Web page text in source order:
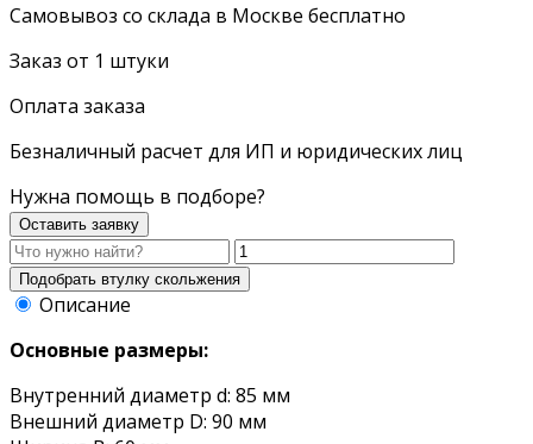
Самовывоз со склада в Москве бесплатно
Заказ от 1 штуки
Оплата заказа
Безналичный расчет для ИП и юридических лиц
Нужна помощь в подборе?
Оставить заявку
Описание
Основные размеры:
Внутренний диаметр d: 85 мм
Внешний диаметр D: 90 мм